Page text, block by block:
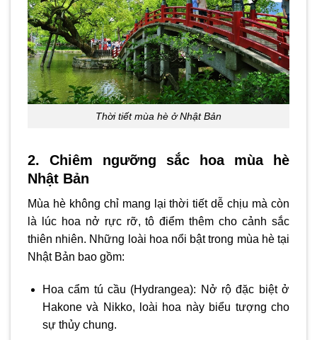
Thời tiết mùa hè ở Nhật Bản
2. Chiêm ngưỡng sắc hoa mùa hè
Nhật Bản
Mùa hè không chỉ mang lại thời tiết dễ chịu mà còn
là lúc hoa nở rực rỡ, tô điểm thêm cho cảnh sắc
thiên nhiên. Những loài hoa nổi bật trong mùa hè tại
Nhật Bản bao gồm:
Hoa cẩm tú cầu (Hydrangea): Nở rộ đặc biệt ở
Hakone và Nikko, loài hoa này biểu tượng cho
sự thủy chung.